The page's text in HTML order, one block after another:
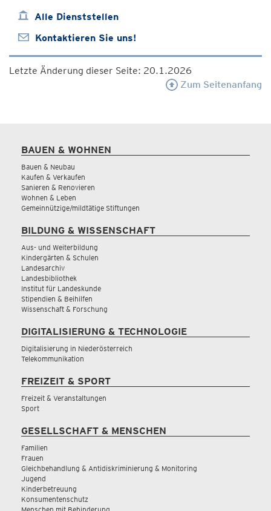
Alle Dienststellen
Kontaktieren Sie uns!
Letzte Änderung dieser Seite: 20.1.2026
Zum Seitenanfang
BAUEN & WOHNEN
Bauen & Neubau
Kaufen & Verkaufen
Sanieren & Renovieren
Wohnen & Leben
Gemeinnützige/mildtätige Stiftungen
BILDUNG & WISSENSCHAFT
Aus- und Weiterbildung
Kindergärten & Schulen
Landesarchiv
Landesbibliothek
Institut für Landeskunde
Stipendien & Beihilfen
Wissenschaft & Forschung
DIGITALISIERUNG & TECHNOLOGIE
Digitalisierung in Niederösterreich
Telekommunikation
FREIZEIT & SPORT
Freizeit & Veranstaltungen
Sport
GESELLSCHAFT & MENSCHEN
Familien
Frauen
Gleichbehandlung & Antidiskriminierung & Monitoring
Jugend
Kinderbetreuung
Konsumentenschutz